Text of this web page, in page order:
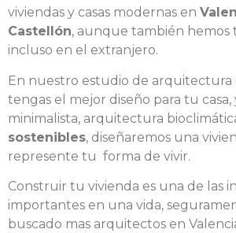
viviendas y casas modernas en
Castellón, aunque también hemos
incluso en el extranjero.
En nuestro estudio de
tengas el mejor diseño para tu casa,
minimalista, arquitectura
sostenibles, diseñaremos una
represente tu forma de vivir.
Construir tu vivienda es una de las
importantes en una vida,
buscado mas arquitectos en